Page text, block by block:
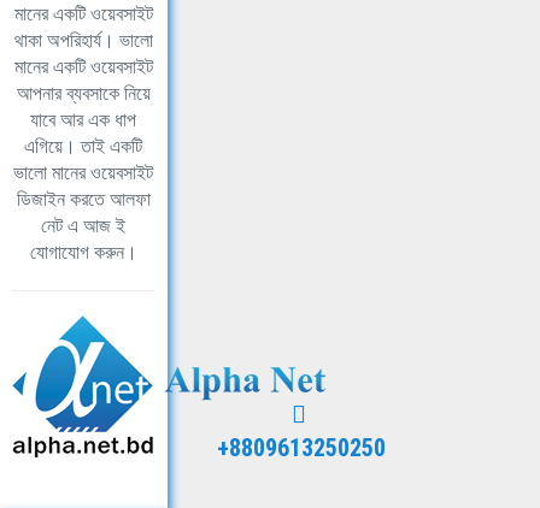
মানের একটি ওয়েবসাইট
থাকা অপরিহার্য। ভালো
মানের একটি ওয়েবসাইট
আপনার ব্যবসাকে নিয়ে
যাবে আর এক ধাপ
এগিয়ে। তাই একটি
ভালো মানের ওয়েবসাইট
ডিজাইন করতে আলফা
নেট এ আজ ই
যোগাযোগ করুন।
+8809613250250